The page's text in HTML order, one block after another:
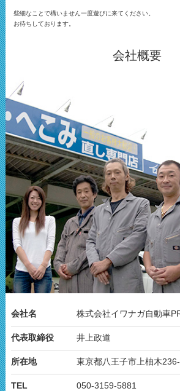
些細なことで構いません一度遊びに来てください。
お待ちしております。
会社概要
会社名 株式会社イワナガ自動車
代表取締役 井上政道
所在地 東京都八王子市上柚木
TEL 050-3159-5881